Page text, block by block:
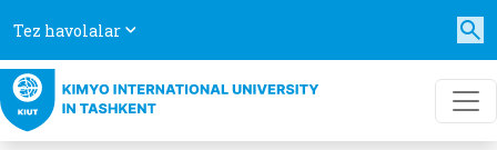
Tez havolalar